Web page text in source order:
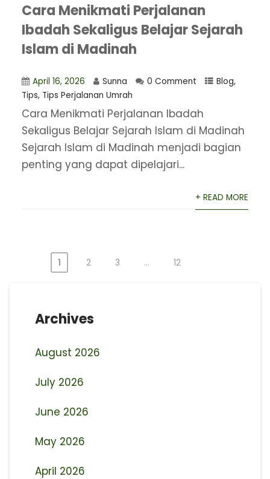
Cara Menikmati Perjalanan
Ibadah Sekaligus Belajar Sejarah
Islam di Madinah
April 16, 2026 Sunna 0 Comment Blog,
Tips, Tips Perjalanan Umrah
Cara Menikmati Perjalanan Ibadah
Sekaligus Belajar Sejarah Islam di Madinah
Sejarah Islam di Madinah menjadi bagian
penting yang dapat dipelajari...
+ READ MORE
1 2 3 … 12
Archives
August 2026
July 2026
June 2026
May 2026
April 2026